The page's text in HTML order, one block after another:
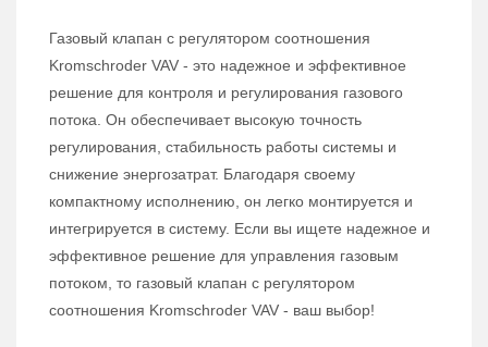
Газовый клапан с регулятором соотношения
Kromschroder VAV - это надежное и эффективное
решение для контроля и регулирования газового
потока. Он обеспечивает высокую точность
регулирования, стабильность работы системы и
снижение энергозатрат. Благодаря своему
компактному исполнению, он легко монтируется и
интегрируется в систему. Если вы ищете надежное и
эффективное решение для управления газовым
потоком, то газовый клапан с регулятором
соотношения Kromschroder VAV - ваш выбор!